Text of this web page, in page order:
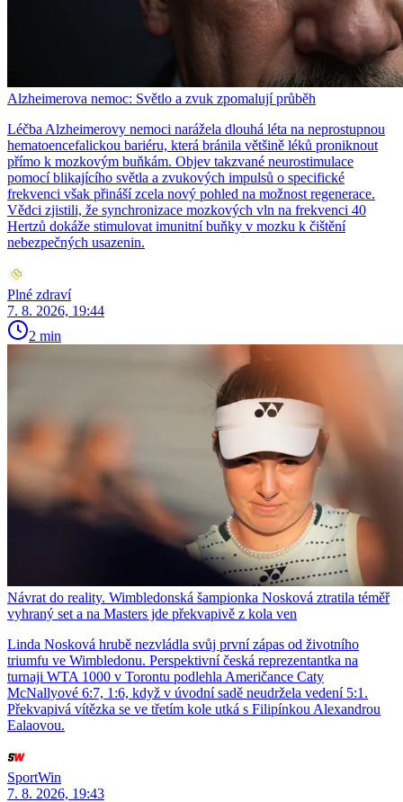
Alzheimerova nemoc: Světlo a zvuk zpomalují průběh
Léčba Alzheimerovy nemoci narážela dlouhá léta na neprostupnou
hematoencefalickou bariéru, která bránila většině léků proniknout
přímo k mozkovým buňkám. Objev takzvané neurostimulace
pomocí blikajícího světla a zvukových impulsů o specifické
frekvenci však přináší zcela nový pohled na možnost regenerace.
Vědci zjistili, že synchronizace mozkových vln na frekvenci 40
Hertzů dokáže stimulovat imunitní buňky v mozku k čištění
nebezpečných usazenin.
Plné zdraví
7. 8. 2026, 19:44
2 min
Návrat do reality. Wimbledonská šampionka Nosková ztratila téměř
vyhraný set a na Masters jde překvapivě z kola ven
Linda Nosková hrubě nezvládla svůj první zápas od životního
triumfu ve Wimbledonu. Perspektivní česká reprezentantka na
turnaji WTA 1000 v Torontu podlehla Američance Caty
McNallyové 6:7, 1:6, když v úvodní sadě neudržela vedení 5:1.
Překvapivá vítězka se ve třetím kole utká s Filipínkou Alexandrou
Ealaovou.
SportWin
7. 8. 2026, 19:43